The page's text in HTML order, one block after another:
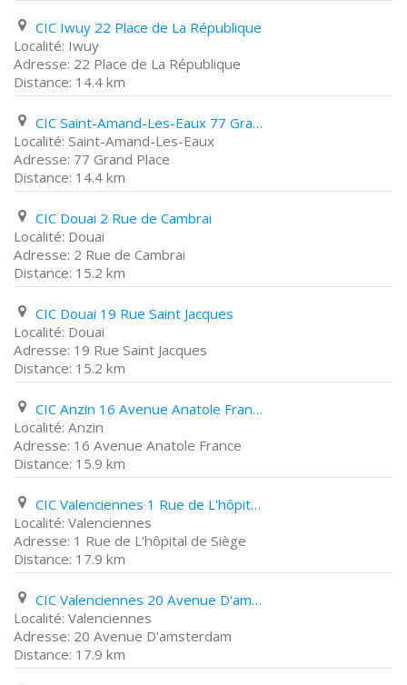
CIC Iwuy 22 Place de La République
Iwuy
22 Place de La République
14.4 km
CIC Saint-Amand-Les-Eaux 77 Grand Place
Saint-Amand-Les-Eaux
77 Grand Place
14.4 km
CIC Douai 2 Rue de Cambrai
Douai
2 Rue de Cambrai
15.2 km
CIC Douai 19 Rue Saint Jacques
Douai
19 Rue Saint Jacques
15.2 km
CIC Anzin 16 Avenue Anatole France
Anzin
16 Avenue Anatole France
15.9 km
CIC Valenciennes 1 Rue de L'hôpital de Siège
Valenciennes
1 Rue de L'hôpital de Siège
17.9 km
CIC Valenciennes 20 Avenue D'amsterdam
Valenciennes
20 Avenue D'amsterdam
17.9 km